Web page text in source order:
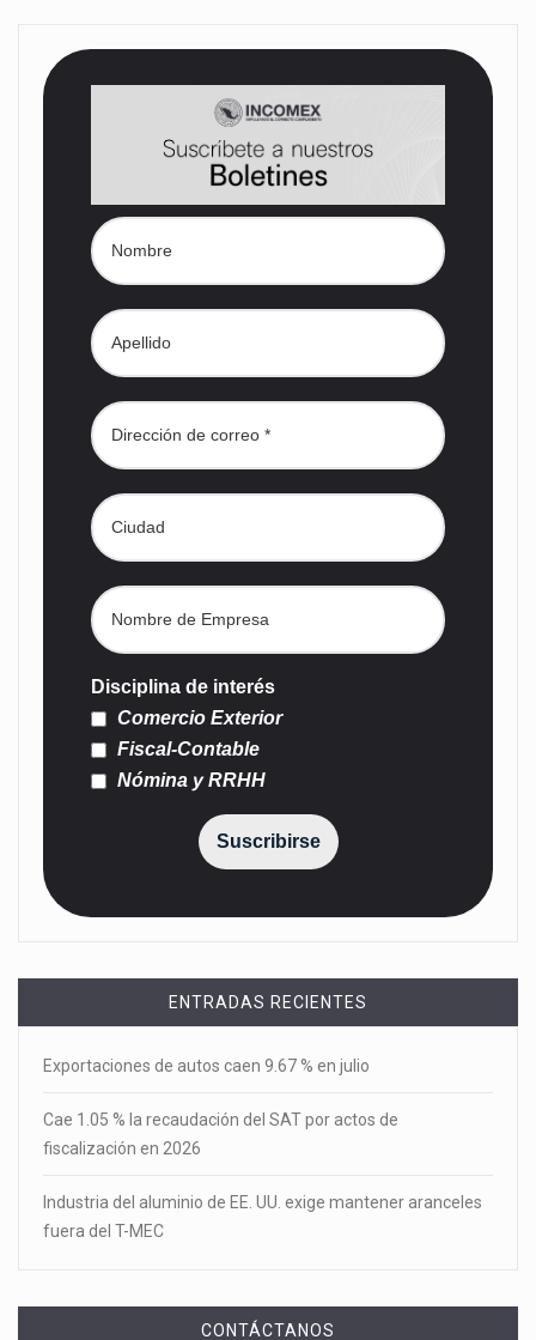
Disciplina de interés
Comercio Exterior
Fiscal-Contable
Nómina y RRHH
Suscribirse
ENTRADAS RECIENTES
Exportaciones de autos caen 9.67 % en julio
Cae 1.05 % la recaudación del SAT por actos de
fiscalización en 2026
Industria del aluminio de EE. UU. exige mantener aranceles
fuera del T-MEC
CONTÁCTANOS